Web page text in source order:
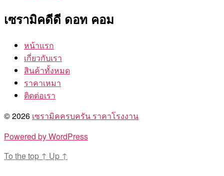
เซรามิคดีดี ดอท คอม
หน้าแรก
เกี่ยวกับเรา
สินค้าทั้งหมด
ราคาเหมา
ติดต่อเรา
© 2026 เซรามิคครบครัน ราคาโรงงาน
Powered by WordPress
To the top ↑ Up ↑